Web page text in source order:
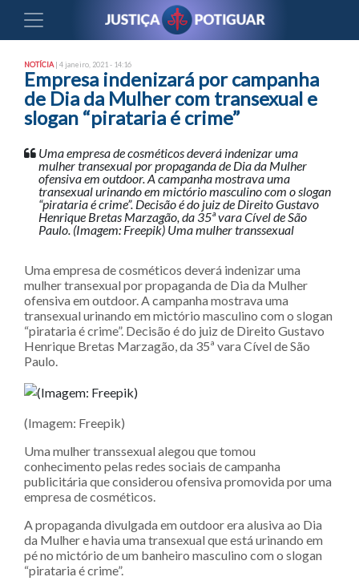
NOTÍCIA | 4 janeiro, 2021 - 14:16
Empresa indenizará por campanha
de Dia da Mulher com transexual e
slogan “pirataria é crime”
Uma empresa de cosméticos deverá indenizar uma
mulher transexual por propaganda de Dia da Mulher
ofensiva em outdoor. A campanha mostrava uma
transexual urinando em mictório masculino com o slogan
“pirataria é crime”. Decisão é do juiz de Direito Gustavo
Henrique Bretas Marzagão, da 35ª vara Cível de São
Paulo. (Imagem: Freepik) Uma mulher transsexual
Uma empresa de cosméticos deverá indenizar uma
mulher transexual por propaganda de Dia da Mulher
ofensiva em outdoor. A campanha mostrava uma
transexual urinando em mictório masculino com o slogan
“pirataria é crime”. Decisão é do juiz de Direito Gustavo
Henrique Bretas Marzagão, da 35ª vara Cível de São
Paulo.
(Imagem: Freepik)
Uma mulher transsexual alegou que tomou
conhecimento pelas redes sociais de campanha
publicitária que considerou ofensiva promovida por uma
empresa de cosméticos.
A propaganda divulgada em outdoor era alusiva ao Dia
da Mulher e havia uma transexual que está urinando em
pé no mictório de um banheiro masculino com o slogan
“pirataria é crime”.